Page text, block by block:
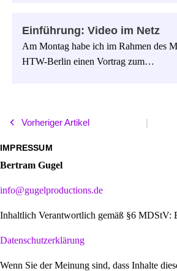
Einführung: Video im Netz
Am Montag habe ich im Rahmen des
HTW-Berlin einen Vortrag zum…
Vorheriger Artikel |
IMPRESSUM
Bertram Gugel
info@gugelproductions.de
Inhaltlich Verantwortlich gemäß §6 MDStV:
Datenschutzerklärung
Wenn Sie der Meinung sind, dass Inhalte